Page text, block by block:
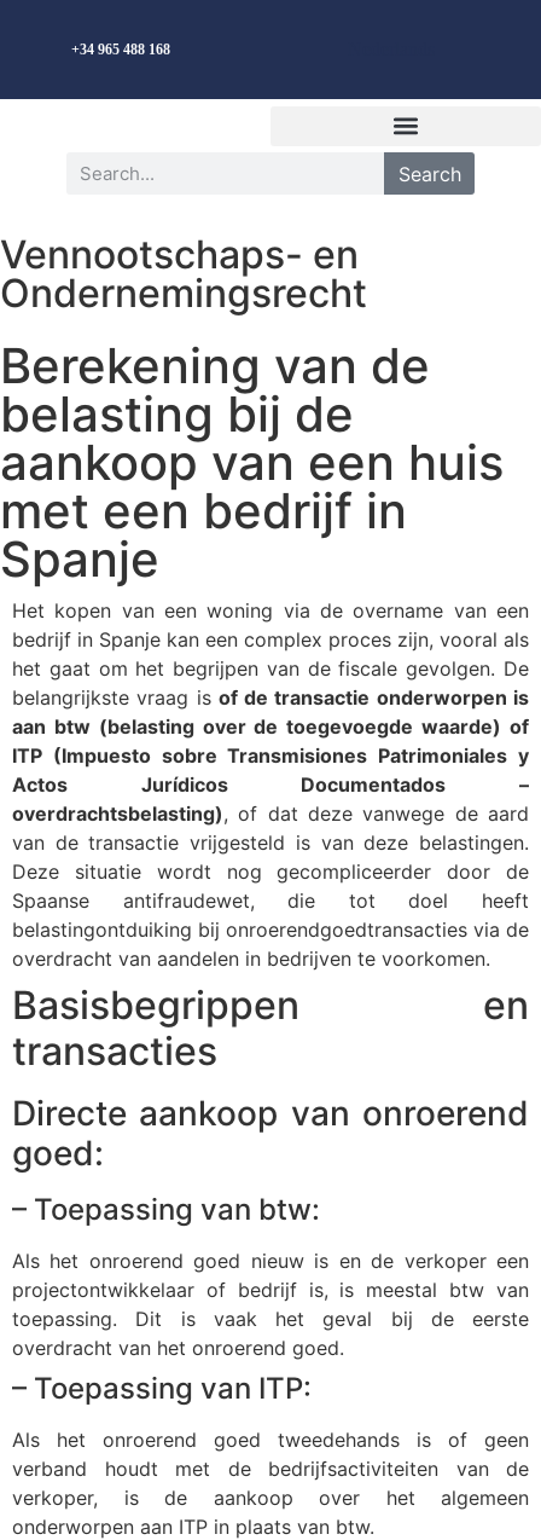
+34 965 488 168
Search
Vennootschaps- en
Ondernemingsrecht
Berekening van de
belasting bij de
aankoop van een huis
met een bedrijf in
Spanje
Het kopen van een woning via de overname van een
bedrijf in Spanje kan een complex proces zijn, vooral als
het gaat om het begrijpen van de fiscale gevolgen. De
belangrijkste vraag is of de transactie onderworpen is
aan btw (belasting over de toegevoegde waarde) of
ITP (Impuesto sobre Transmisiones Patrimoniales y
Actos Jurídicos Documentados –
overdrachtsbelasting), of dat deze vanwege de aard
van de transactie vrijgesteld is van deze belastingen.
Deze situatie wordt nog gecompliceerder door de
Spaanse antifraudewet, die tot doel heeft
belastingontduiking bij onroerendgoedtransacties via de
overdracht van aandelen in bedrijven te voorkomen.
Basisbegrippen en
transacties
Directe aankoop van onroerend
goed:
– Toepassing van btw:
Als het onroerend goed nieuw is en de verkoper een
projectontwikkelaar of bedrijf is, is meestal btw van
toepassing. Dit is vaak het geval bij de eerste
overdracht van het onroerend goed.
– Toepassing van ITP:
Als het onroerend goed tweedehands is of geen
verband houdt met de bedrijfsactiviteiten van de
verkoper, is de aankoop over het algemeen
onderworpen aan ITP in plaats van btw.